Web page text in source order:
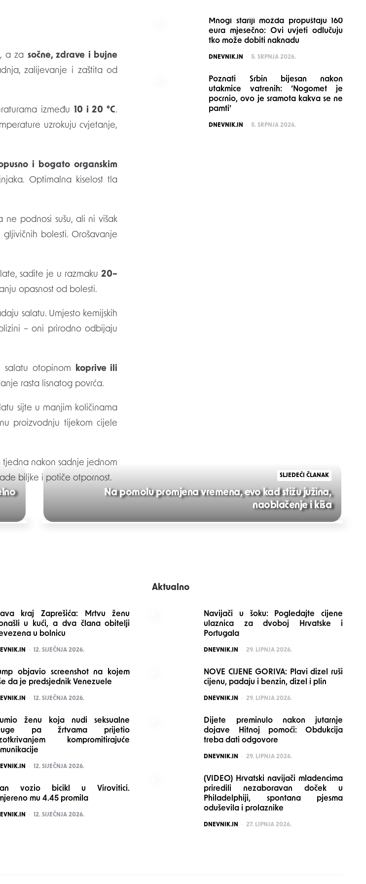
a za sočne, zdrave i bujne
zalijevanje i zaštita od
između 10 i 20 °C.
uzrokuju cvjetanje,
i bogato organskim
Optimalna kiselost tla
ne podnosi sušu, ali ni višak
bolesti. Orošavanje
sadite je u razmaku20–
opasnost od bolesti.
salatu. Umjesto kemijskih
– oni prirodno odbijaju
otopinom koprive ili
rasta lisnatog povrća.
sijte u manjim količinama
proizvodnju tijekom cijele
nakon sadnje jednom
biljke i potiče otpornost.
SLJEDEĆI ČLANAK
Na pomolu promjena vremena, evo kad stižu južina,
naoblačenje i kiša
Mnogi stariji možda propuštaju 160
eura mjesečno: Ovi uvjeti odlučuju
tko može dobiti naknadu
POSTED
DNEVNIK.IN 5. SRPNJA 2026.
Poznati Srbin bijesan nakon
utakmice vatrenih: ‘Nogomet je
pocrnio, ovo je sramota kakva se ne
pamti’
POSTED
DNEVNIK.IN 5. SRPNJA 2026.
kraj Zaprešića: Mrtvu ženu
u kući, a dva člana obitelji
u bolnicu
12. SIJEČNJA 2026.
objavio screenshot na kojem
da je predsjednik Venezuele
12. SIJEČNJA 2026.
ženu koja nudi seksualne
pa žrtvama prijetio
kompromitirajuće
12. SIJEČNJA 2026.
vozio bicikl u Virovitici.
mu 4.45 promila
12. SIJEČNJA 2026.
Aktualno
Navijači u šoku: Pogledajte cijene
ulaznica za dvoboj Hrvatske i
Portugala
POSTED
DNEVNIK.IN 29. LIPNJA 2026.
NOVE CIJENE GORIVA: Plavi dizel ruši
cijenu, padaju i benzin, dizel i plin
POSTED
DNEVNIK.IN 29. LIPNJA 2026.
Dijete preminulo nakon jutarnje
dojave Hitnoj pomoći: Obdukcija
treba dati odgovore
POSTED
DNEVNIK.IN 29. LIPNJA 2026.
(VIDEO) Hrvatski navijači mladencima
priredili nezaboravan doček u
Philadelphiji, spontana pjesma
oduševila i prolaznike
POSTED
DNEVNIK.IN 27. LIPNJA 2026.